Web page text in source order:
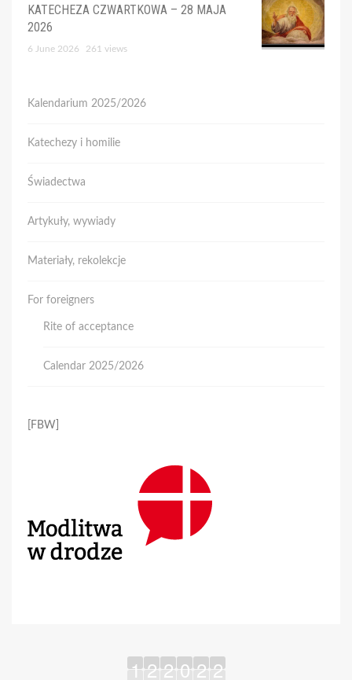
KATECHEZA CZWARTKOWA – 28 MAJA
2026
6 June 2026 261 views
Kalendarium 2025/2026
Katechezy i homilie
Świadectwa
Artykuły, wywiady
Materiały, rekolekcje
For foreigners
Rite of acceptance
Calendar 2025/2026
[FBW]